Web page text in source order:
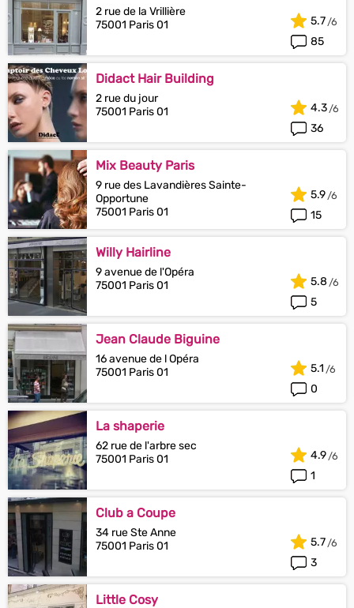
2 rue de la Vrillière
75001 Paris 01
85
5.7
Didact Hair Building
2 rue du jour
75001 Paris 01
36
4.3
Mix Beauty Paris
9 rue des Lavandières Sainte-
Opportune
75001 Paris 01
15
5.9
Willy Hairline
9 avenue de l'Opéra
75001 Paris 01
5
5.8
Jean Claude Biguine
16 avenue de l Opéra
75001 Paris 01
0
5.1
La shaperie
62 rue de l'arbre sec
75001 Paris 01
1
4.9
Club a Coupe
34 rue Ste Anne
75001 Paris 01
3
5.7
Little Cosy